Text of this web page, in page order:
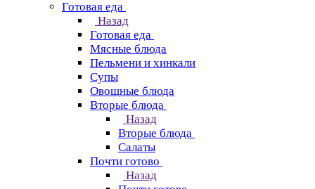
Готовая еда
Назад
Готовая еда
Мясные блюда
Пельмени и хинкали
Супы
Овощные блюда
Вторые блюда
Назад
Вторые блюда
Салаты
Почти готово
Назад